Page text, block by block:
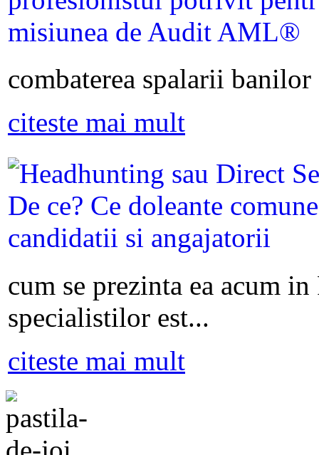
combaterea spalarii
citeste mai mult
cum se prezinta ea acum
specialistilor est...
citeste mai mult